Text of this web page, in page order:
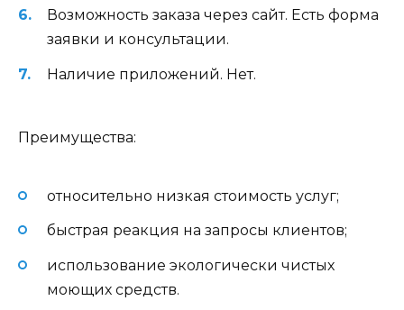
Возможность заказа через сайт. Есть форма
заявки и консультации.
Наличие приложений. Нет.
Преимущества:
относительно низкая стоимость услуг;
быстрая реакция на запросы клиентов;
использование экологически чистых
моющих средств.